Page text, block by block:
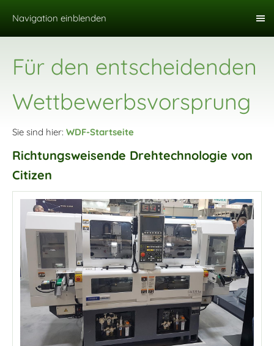
Navigation einblenden
Für den entscheidenden
Wettbewerbsvorsprung
Sie sind hier: WDF-Startseite
Richtungsweisende Drehtechnologie von
Citizen